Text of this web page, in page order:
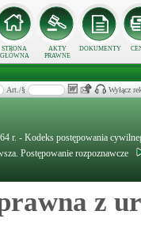
STRONA
GŁÓWNA
AKTY
PRAWNE
DOKUMENTY
Art./§ Wyłącz
r. - Kodeks postępowania
Postępowanie rozpoznawcze
z